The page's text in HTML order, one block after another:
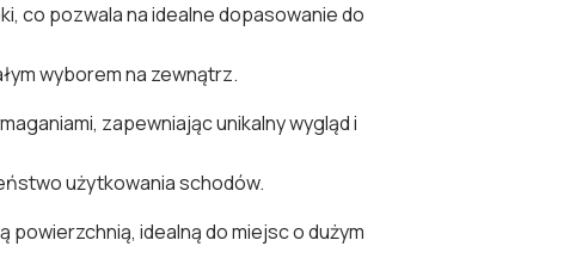
co pozwala na idealne dopasowanie do
wyborem na zewnątrz.
zapewniając unikalny wygląd i
użytkowania schodów.
idealną do miejsc o dużym